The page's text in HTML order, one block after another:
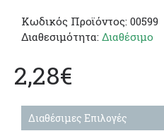
Κωδικός Προϊόντος: 00599
Διαθεσιμότητα: Διαθέσιμο
2,28€
Διαθέσιμες Επιλογές